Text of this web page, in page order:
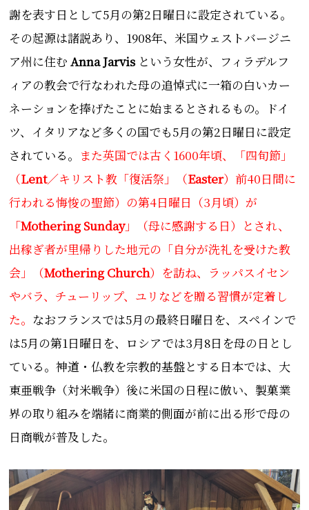
謝を表す日として5月 の第2日曜日に設定されている。
その起源は諸説あり、1908年、 米国ウェストバージニ
ア州に住むAnna Jarvisという女性が、
フィラデルフ
ィアの教会で行なわれた母の追悼式に一箱の白いカー
ネーションを捧げたことに始まるとされるもの。ドイ
ツ、イタリアなど多くの国でも5月の第2日曜日に設定
されている。 また英国では古く1600年頃、「四旬節」
（Lent／キリスト教「復活祭」（Easter）前40日間に
行われる悔悛の聖節）の第4日曜日（3月頃）が
「Mothering Sunday」（母に感謝する日）とされ、
出稼ぎ者が里帰りした地元の「自分が洗礼を受けた教
会」（Mothering Church）を訪ね、ラッパスイセン
やバラ、チューリップ、ユリなどを贈る習慣が定着し
た。 なおフランスでは5月の最終日曜日を、スペインで
は5月の第1日曜日を、ロシアでは3月8日を母の日とし
ている。神道・仏教を宗教的基盤とする日本では、大
東亜戦争（対米戦争）後に米国の日程に倣い、製菓業
界の取り組みを端緒に商業的側面が前に出る形で母の
日商戦が普及した。